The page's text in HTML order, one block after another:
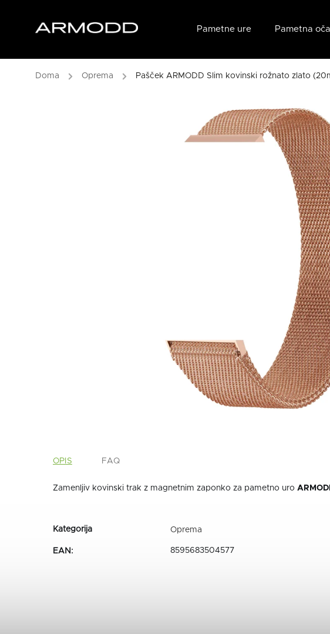
Pametne ure Pametna
/ Oprema / Pašček ARMODD Slim kovinski rožnato zlato
OPIS FAQ
Zamenljiv kovinski trak z magnetnim zaponko za pametno uro
Oprema
EAN : 8595683504577